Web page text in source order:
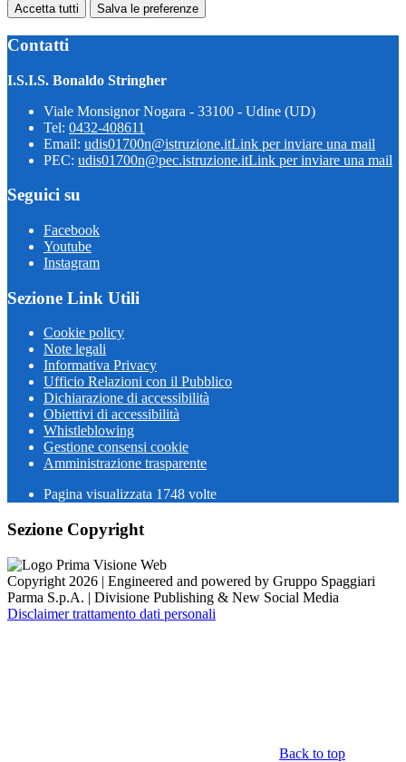
Accetta tutti Salva le preferenze
Contatti
I.S.I.S. Bonaldo Stringher
Viale Monsignor Nogara - 33100 - Udine (UD)
Tel: 0432-408611
Email: udis01700n@istruzione.itLink per inviare una mail
PEC: udis01700n@pec.istruzione.itLink per inviare una mail
Seguici su
Facebook
Youtube
Instagram
Sezione Link Utili
Cookie policy
Note legali
Informativa Privacy
Ufficio Relazioni con il Pubblico
Dichiarazione di accessibilità
Obiettivi di accessibilità
Whistleblowing
Gestione consensi cookie
Amministrazione trasparente
Pagina visualizzata 1748 volte
Sezione Copyright
Copyright 2026 | Engineered and powered by Gruppo Spaggiari
Parma S.p.A. | Divisione Publishing & New Social Media
Disclaimer trattamento dati personali
Back to top